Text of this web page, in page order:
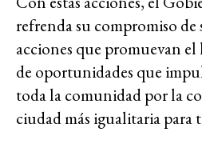
refrenda su compromiso
acciones que promuevan
de oportunidades que
toda la comunidad por la
ciudad más igualitaria para